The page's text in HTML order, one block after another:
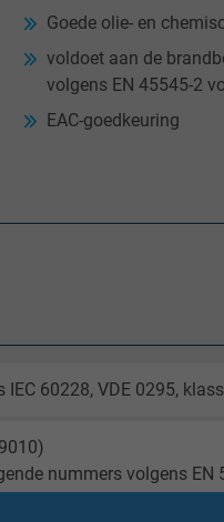
Goede olie- en
voldoet aan de
volgens EN 45545-2
EAC-goedkeuring
60228, VDE 0295,
nummers volgens EN